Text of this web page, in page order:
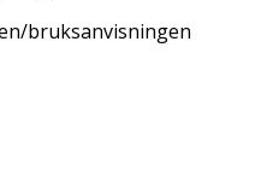
bruksanvisningen